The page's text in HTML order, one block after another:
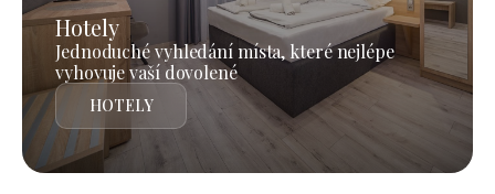
Hotely
Jednoduché vyhledání místa, které nejlépe
vyhovuje vaší dovolené
HOTELY